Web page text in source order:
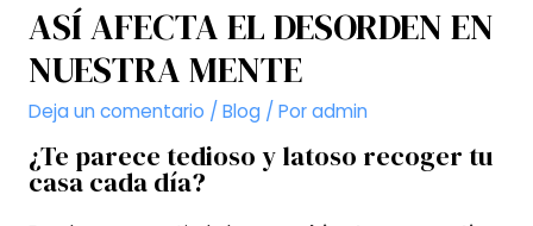
ASÍ AFECTA EL DESORDEN EN
NUESTRA MENTE
Deja un comentario / Blog / Poradmin
¿Te parece tedioso y latoso recoger tu
casa cada día?